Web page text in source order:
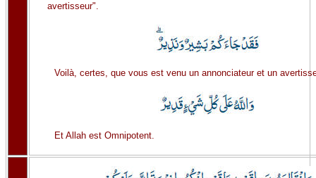
avertisseur".
Voilà, certes, que vous est venu un annonciateur et un
Et Allah est Omnipotent.